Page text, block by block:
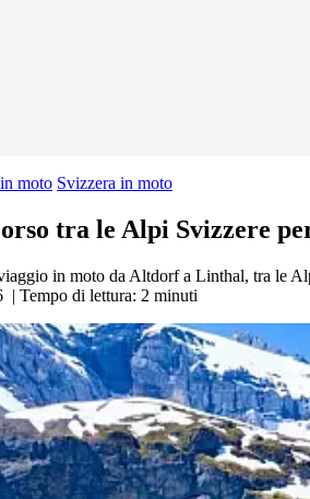
moto Svizzera in moto
tra le Alpi Svizzere
in moto da Altdorf a Linthal, tra le
| Tempo di lettura: 2 minuti